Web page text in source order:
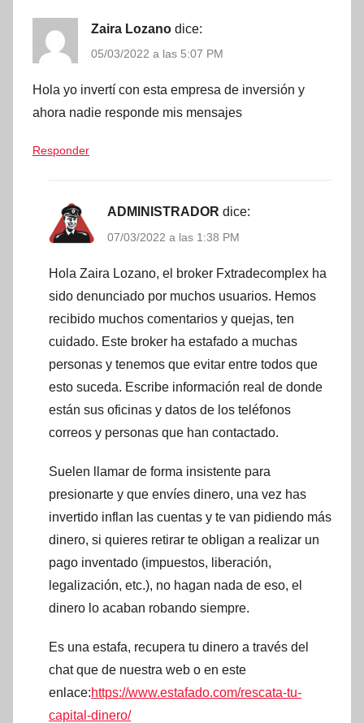
Zaira Lozano dice:
05/03/2022 a las 5:07 PM
Hola yo invertí con esta empresa de inversión y
ahora nadie responde mis mensajes
Responder
ADMINISTRADOR dice:
07/03/2022 a las 1:38 PM
Hola Zaira Lozano, el broker Fxtradecomplex ha
sido denunciado por muchos usuarios. Hemos
recibido muchos comentarios y quejas, ten
cuidado. Este broker ha estafado a muchas
personas y tenemos que evitar entre todos que
esto suceda. Escribe información real de donde
están sus oficinas y datos de los teléfonos
correos y personas que han contactado.
Suelen llamar de forma insistente para
presionarte y que envíes dinero, una vez has
invertido inflan las cuentas y te van pidiendo más
dinero, si quieres retirar te obligan a realizar un
pago inventado (impuestos, liberación,
legalización, etc.), no hagan nada de eso, el
dinero lo acaban robando siempre.
Es una estafa, recupera tu dinero a través del
chat que de nuestra web o en este
enlace:https://www.estafado.com/rescata-tu-
capital-dinero/